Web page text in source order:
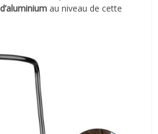
au niveau de cette